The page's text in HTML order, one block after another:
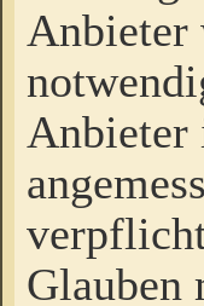
Anbieter
Anbieter
Glauben